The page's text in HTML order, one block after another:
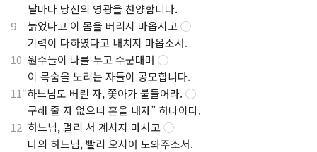
날마다 당신의 영광을 찬양합니다.
9 늙었다고 이 몸을 버리지 마옵시고◯
기력이 다하였다고 내치지 마옵소서.
10 원수들이 나를 두고 수군대며 ◯
이 목숨을 노리는 자들이 공모합니다.
11“하느님도 버린 자, 쫓아가 붙들어라. ◯
구해 줄 자 없으니 혼을 내자” 하나이다.
12 하느님, 멀리 서 계시지 마시고◯
나의 하느님, 빨리 오시어 도와주소서.